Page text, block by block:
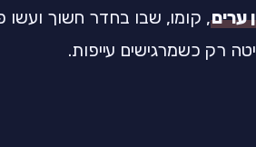
, קומו, שבו בחדר חשוך
רק כשמרגישים עייפות.